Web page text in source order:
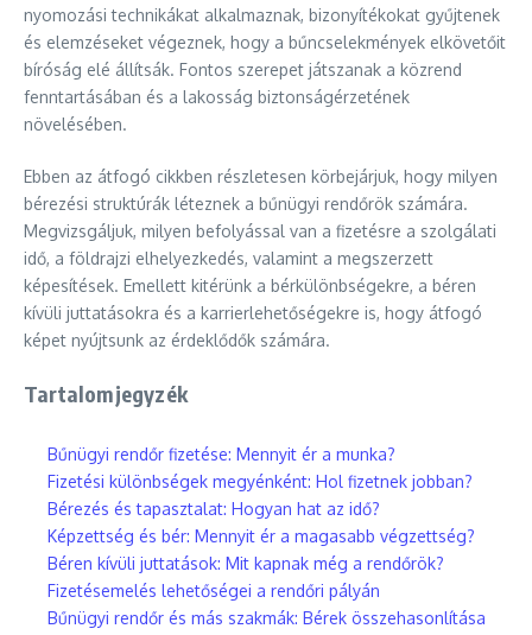
nyomozási technikákat alkalmaznak, bizonyítékokat gyűjtenek
és elemzéseket végeznek, hogy a bűncselekmények elkövetőit
bíróság elé állítsák. Fontos szerepet játszanak a közrend
fenntartásában és a lakosság biztonságérzetének
növelésében.
Ebben az átfogó cikkben részletesen körbejárjuk, hogy milyen
bérezési struktúrák léteznek a bűnügyi rendőrök számára.
Megvizsgáljuk, milyen befolyással van a fizetésre a szolgálati
idő, a földrajzi elhelyezkedés, valamint a megszerzett
képesítések. Emellett kitérünk a bérkülönbségekre, a béren
kívüli juttatásokra és a karrierlehetőségekre is, hogy átfogó
képet nyújtsunk az érdeklődők számára.
Tartalomjegyzék
Bűnügyi rendőr fizetése: Mennyit ér a munka?
Fizetési különbségek megyénként: Hol fizetnek jobban?
Bérezés és tapasztalat: Hogyan hat az idő?
Képzettség és bér: Mennyit ér a magasabb végzettség?
Béren kívüli juttatások: Mit kapnak még a rendőrök?
Fizetésemelés lehetőségei a rendőri pályán
Bűnügyi rendőr és más szakmák: Bérek összehasonlítása